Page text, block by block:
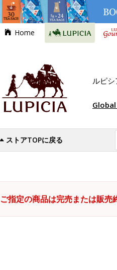
Home
ルピ
ストアTOPに戻る
ご指定の商品は完売または販売